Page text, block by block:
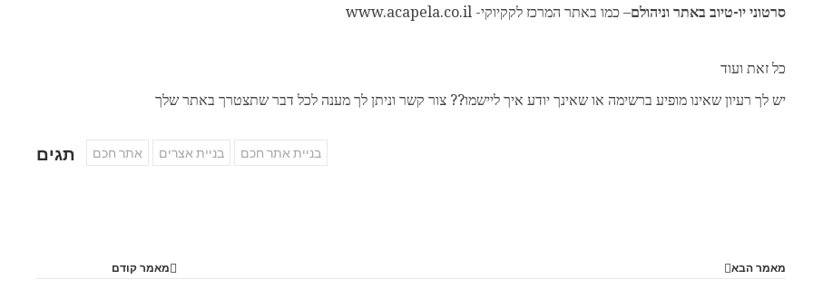
סרטוני יו-טיוב באתר וניהולם– כמו באתר המרכז לקקיוקי- www.acapela.co.il
כל זאת ועוד
יש לך רעיון שאינו מופיע ברשימה או שאינך יודע איך ליישמו?? צור קשר וניתן לך מענה לכל דבר שתצטרך באתר שלך
תגים אתר חכם בניית אצרים בניית אתר חכם
מאמר קודם מאמר הבא